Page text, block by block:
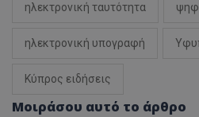
ηλεκτρονική ταυτότητα
ηλεκτρονική υπογραφή
Κύπρος ειδήσεις
Μοιράσου αυτό το άρθρο